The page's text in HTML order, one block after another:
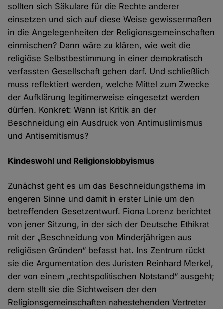
sollten sich Säkulare für die Rechte anderer
einsetzen und sich auf diese Weise gewissermaßen
in die Angelegenheiten der Religionsgemeinschaften
einmischen? Dann wäre zu klären, wie weit die
religiöse Selbstbestimmung in einer demokratisch
verfassten Gesellschaft gehen darf. Und schließlich
muss reflektiert werden, welche Mittel zum Zwecke
der Aufklärung legitimerweise eingesetzt werden
dürfen. Konkret: Wann ist Kritik an der
Beschneidung ein Ausdruck von Antimuslimismus
und Antisemitismus?
Kindeswohl und Religionslobbyismus
Zunächst geht es um das Beschneidungsthema im
engeren Sinne und damit in erster Linie um den
betreffenden Gesetzentwurf. Fiona Lorenz berichtet
von jener Sitzung, in der sich der Deutsche Ethikrat
mit der „Beschneidung von Minderjährigen aus
religiösen Gründen“ befasst hat. Ins Zentrum rückt
sie die Argumentation des Juristen Reinhard Merkel,
der von einem „rechtspolitischen Notstand“ ausgeht;
dem stellt sie die Sichtweisen der den
Religionsgemeinschaften nahestehenden Vertreter